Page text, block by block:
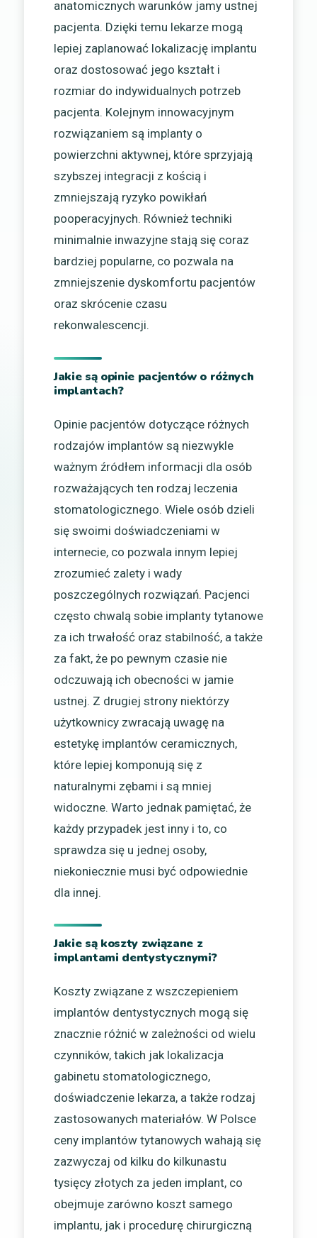
anatomicznych warunków jamy ustnej
pacjenta. Dzięki temu lekarze mogą
lepiej zaplanować lokalizację implantu
oraz dostosować jego kształt i
rozmiar do indywidualnych potrzeb
pacjenta. Kolejnym innowacyjnym
rozwiązaniem są implanty o
powierzchni aktywnej, które sprzyjają
szybszej integracji z kością i
zmniejszają ryzyko powikłań
pooperacyjnych. Również techniki
minimalnie inwazyjne stają się coraz
bardziej popularne, co pozwala na
zmniejszenie dyskomfortu pacjentów
oraz skrócenie czasu
rekonwalescencji.
Jakie są opinie pacjentów o różnych
implantach?
Opinie pacjentów dotyczące różnych
rodzajów implantów są niezwykle
ważnym źródłem informacji dla osób
rozważających ten rodzaj leczenia
stomatologicznego. Wiele osób dzieli
się swoimi doświadczeniami w
internecie, co pozwala innym lepiej
zrozumieć zalety i wady
poszczególnych rozwiązań. Pacjenci
często chwalą sobie implanty tytanowe
za ich trwałość oraz stabilność, a także
za fakt, że po pewnym czasie nie
odczuwają ich obecności w jamie
ustnej. Z drugiej strony niektórzy
użytkownicy zwracają uwagę na
estetykę implantów ceramicznych,
które lepiej komponują się z
naturalnymi zębami i są mniej
widoczne. Warto jednak pamiętać, że
każdy przypadek jest inny i to, co
sprawdza się u jednej osoby,
niekoniecznie musi być odpowiednie
dla innej.
Jakie są koszty związane z
implantami dentystycznymi?
Koszty związane z wszczepieniem
implantów dentystycznych mogą się
znacznie różnić w zależności od wielu
czynników, takich jak lokalizacja
gabinetu stomatologicznego,
doświadczenie lekarza, a także rodzaj
zastosowanych materiałów. W Polsce
ceny implantów tytanowych wahają się
zazwyczaj od kilku do kilkunastu
tysięcy złotych za jeden implant, co
obejmuje zarówno koszt samego
implantu, jak i procedurę chirurgiczną